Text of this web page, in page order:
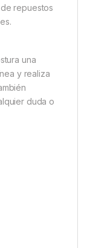
repuestos
una
y realiza
duda o